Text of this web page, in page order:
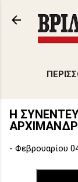
Η
- Φεβρουαρίου